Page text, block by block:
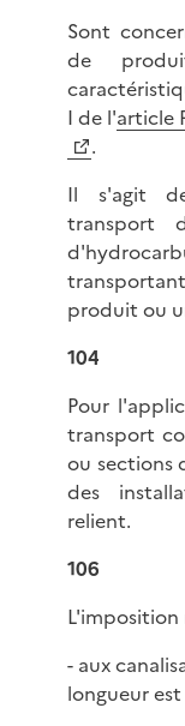
Sont
de
I de l'article
.
Il s'agit
transport
produit ou
104
Pour
transport
ou sections
des
relient.
106
L'imposition
- aux
longueur